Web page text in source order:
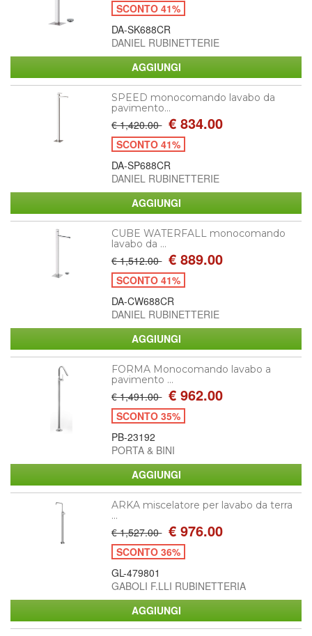
SCONTO 41%
DA-SK688CR
DANIEL RUBINETTERIE
SPEED monocomando lavabo da
pavimento...
€ 1,420.00 € 834.00
SCONTO 41%
DA-SP688CR
DANIEL RUBINETTERIE
CUBE WATERFALL monocomando
lavabo da ...
€ 1,512.00 € 889.00
SCONTO 41%
DA-CW688CR
DANIEL RUBINETTERIE
FORMA Monocomando lavabo a
pavimento ...
€ 1,491.00 € 962.00
SCONTO 35%
PB-23192
PORTA & BINI
ARKA miscelatore per lavabo da terra
...
€ 1,527.00 € 976.00
SCONTO 36%
GL-479801
GABOLI F.LLI RUBINETTERIA